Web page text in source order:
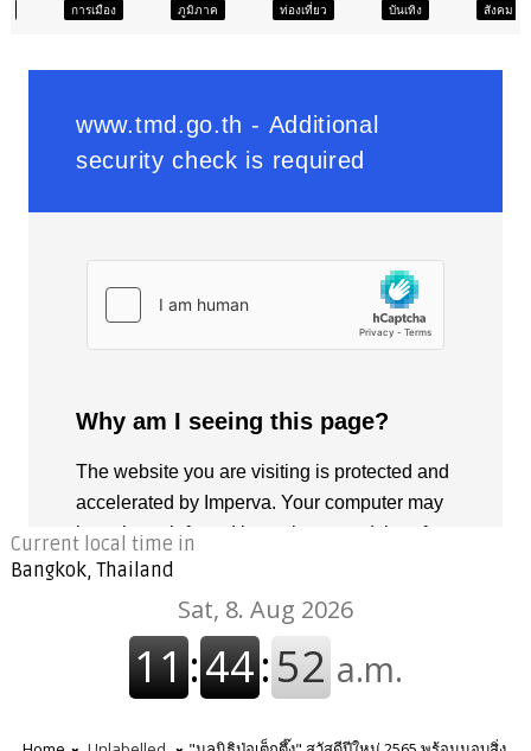
ภูมิภาค ท่องเที่ยว บันเทิง สังคม ภูมิภาค
Current local time in
Bangkok, Thailand